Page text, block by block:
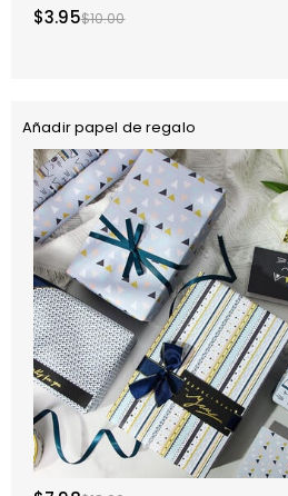
$3.95$10.00
Añadir papel de regalo